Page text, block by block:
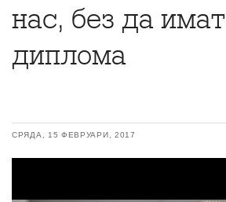
нас, без да имат
диплома
СРЯДА, 15 ФЕВРУАРИ, 2017